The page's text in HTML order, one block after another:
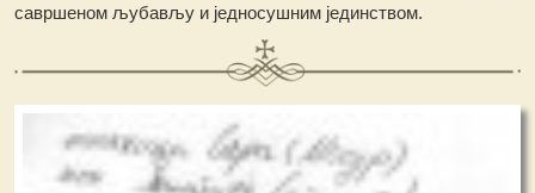
савршеном љубављу и једносушним јединством.